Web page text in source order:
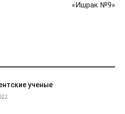
«Ишрак №9»
ученые